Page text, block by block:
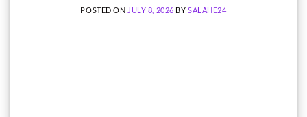
POSTED ON JULY 8, 2026 BYSALAHE24